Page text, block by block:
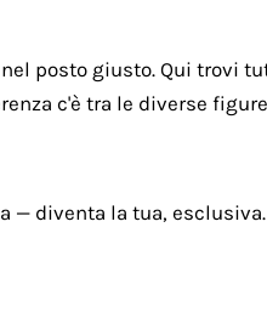
posto giusto. Qui trovi
c'è tra le diverse
— diventa la tua, esclusiva.